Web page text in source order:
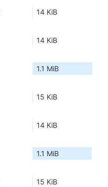
14 KiB
14 KiB
1.1 MiB
15 KiB
14 KiB
1.1 MiB
15 KiB